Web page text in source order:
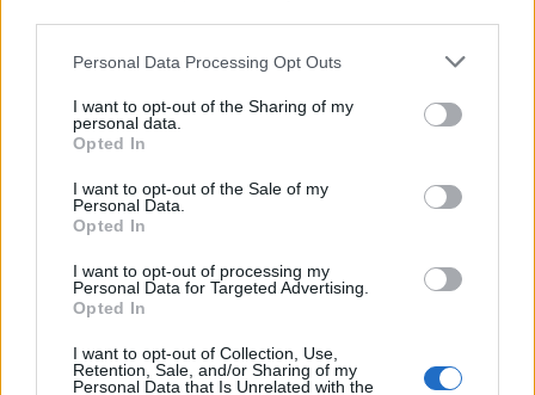
Personal Data Processing Opt Outs
I want to opt-out of the Sharing of my
personal data.
Opted In
I want to opt-out of the Sale of my
Personal Data.
Opted In
I want to opt-out of processing my
Personal Data for Targeted Advertising.
Opted In
I want to opt-out of Collection, Use,
Retention, Sale, and/or Sharing of my
Personal Data that Is Unrelated with the